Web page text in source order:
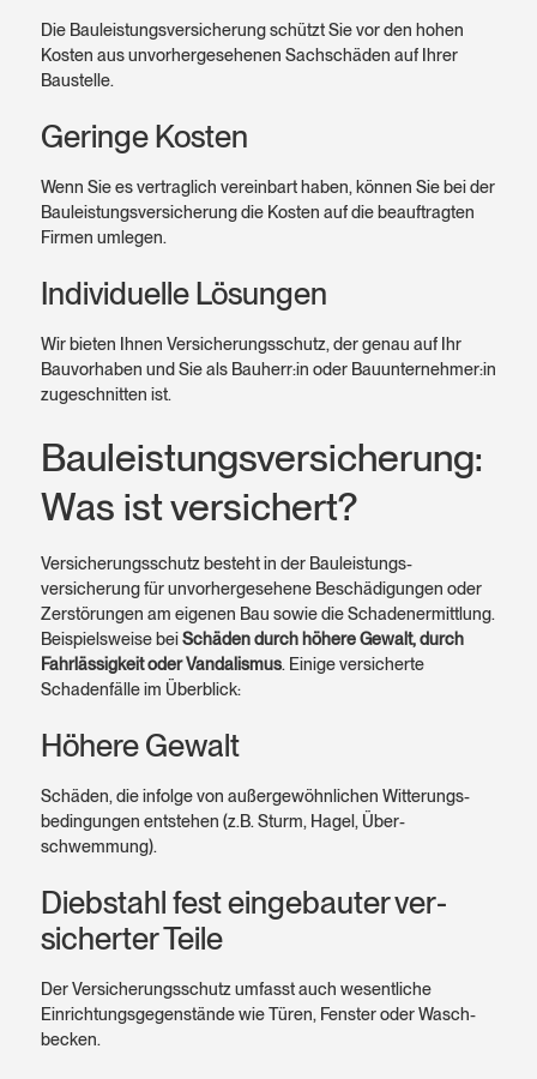
Die Bauleistungs­versicherung schützt Sie vor den hohen
Kosten aus unvorher­gesehenen Sach­schäden auf Ihrer
Baustelle.
Geringe Kosten
Wenn Sie es vertrag­lich verein­bart haben, können Sie bei der
Bauleistungs­versicherung die Kosten auf die beauf­tragten
Firmen umlegen.
Individuelle Lösungen
Wir bieten Ihnen Versicherungs­schutz, der genau auf Ihr
Bau­vorhaben und Sie als Bauherr:in oder Bau­unternehmer:in
zugeschnitten ist.
Bauleistungs­versicherung:
Was ist versichert?
Versicherungs­schutz besteht in der Bauleistungs­
versicherung für unvorher­gesehene Beschädi­gungen oder
Zerstörungen am eigenen Bau sowie die Schaden­ermittlung.
Beispiels­weise beiSchäden durch höhere Gewalt, durch
Fahrlässig­keit oder Vandalismus. Einige versicherte
Schaden­fälle im Überblick:
Höhere Gewalt
Schäden, die infolge von außer­gewöhnlichen Witterungs­
bedingungen entstehen (z.B. Sturm, Hagel, Über­
schwemmung).
Diebstahl fest einge­bauter ver­
sicher­ter Teile
Der Versicherungs­schutz umfasst auch wesent­liche
Einrichtungs­gegenstände wie Türen, Fenster oder Wasch­
becken.